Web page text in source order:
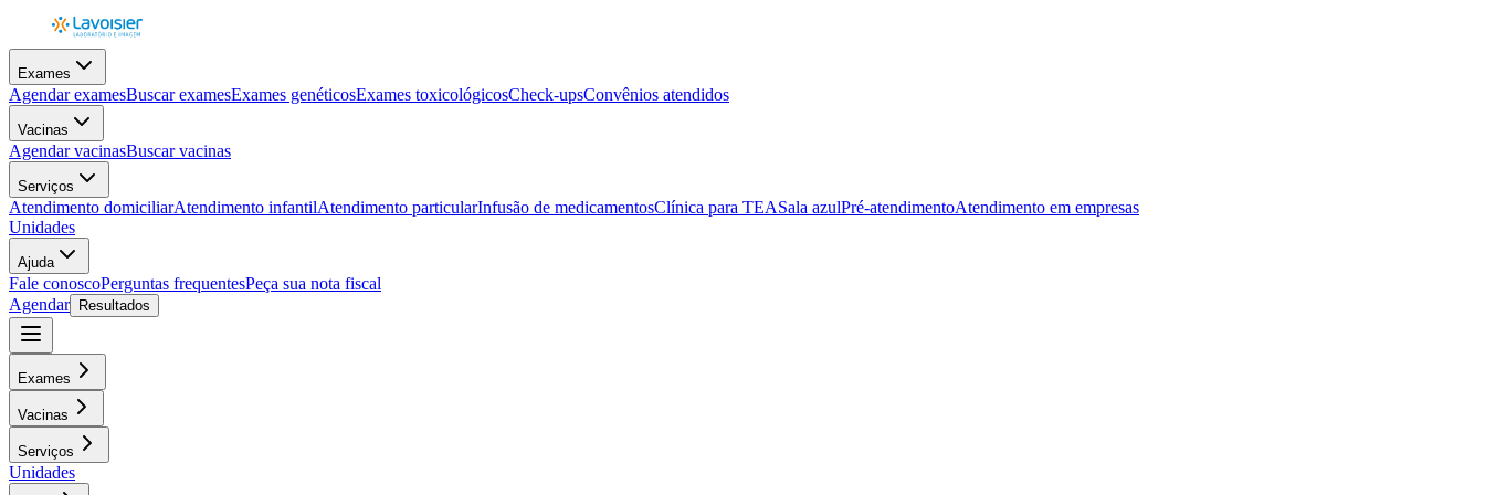
Exames
Agendar examesBuscar examesExames genéticosExames toxicológicosCheck-upsConvênios atendidos
Vacinas
Agendar vacinasBuscar vacinas
Serviços
Atendimento domiciliarAtendimento infantilAtendimento particularInfusão de medicamentosClínica para TEASala azulPré-atendimentoAtendimento em empresas
Unidades
Ajuda
Fale conoscoPerguntas frequentesPeça sua nota fiscal
Agendar
Resultados
Exames
Vacinas
Serviços
Unidades